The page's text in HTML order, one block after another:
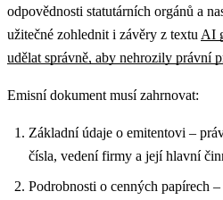
odpovědnosti statutárních orgánů a
užitečné zohlednit i závěry z textu AI
udělat správně, aby nehrozily právní
Emisní dokument musí zahrnovat:
Základní údaje o emitentovi –
čísla, vedení firmy a její hlavní
Podrobnosti o cenných papírech